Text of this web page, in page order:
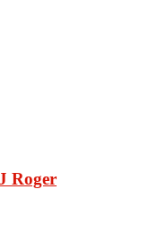
Roger